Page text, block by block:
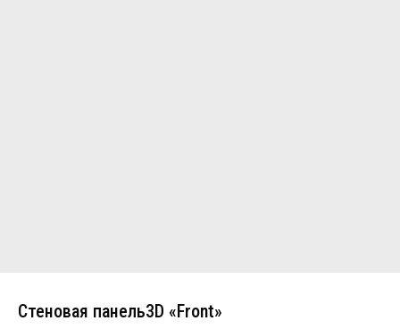
Стеновая панель3D «Front»